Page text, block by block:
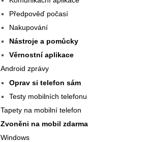
Předpověď počasí
Nakupování
Nástroje a pomůcky
Věrnostní aplikace
Android zprávy
Oprav si telefon sám
Testy mobilních telefonu
Tapety na mobilní telefon
Zvoněni na mobil zdarma
Windows